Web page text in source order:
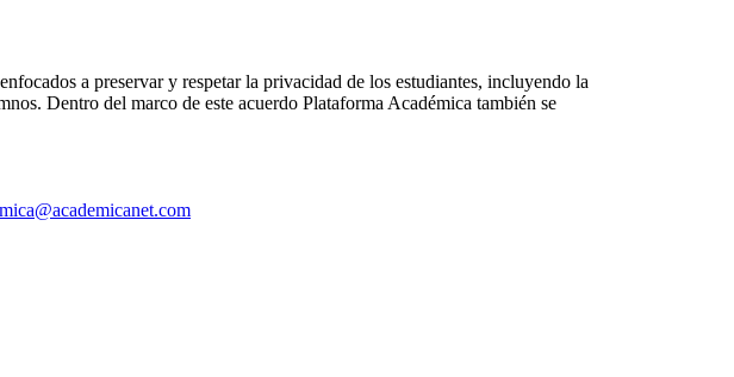
a preservar y respetar la privacidad de los estudiantes, incluyendo la
Dentro del marco de este acuerdo Plataforma Académica también se